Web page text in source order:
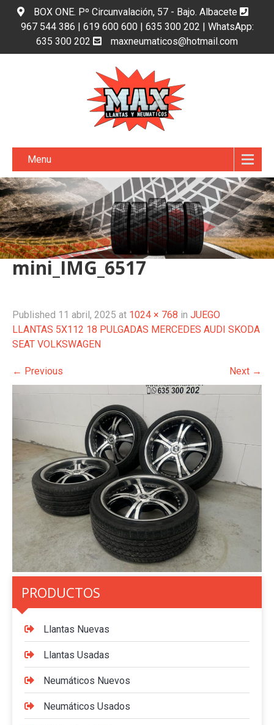
BOX ONE. Pº Circunvalación, 57 - Bajo. Albacete
967 544 386 | 619 600 600 | 635 300 202 | WhatsApp:
635 300 202
maxneumaticos@hotmail.com
Menu
mini_IMG_6517
Published 11 abril, 2025 at 1024 × 768 in JUEGO
LLANTAS 5X112 18 PULGADAS MERCEDES AUDI SKODA
SEAT VOLKSWAGEN
← Previous Next →
PRODUCTOS
Llantas Nuevas
Llantas Usadas
Neumáticos Nuevos
Neumáticos Usados